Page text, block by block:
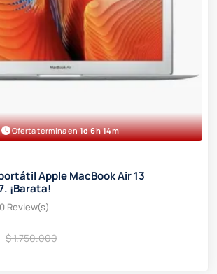
Oferta termina en 1d 6h 14m
Apple MacBook Air 13
¡Barata!
Review(s)
$ 1.750.000